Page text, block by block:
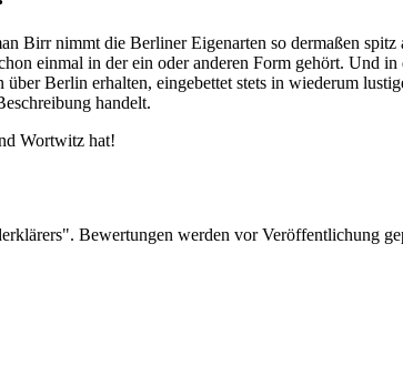
Birr nimmt die Berliner Eigenarten so dermaßen
einmal in der ein oder anderen Form gehört. Und
Berlin erhalten, eingebettet stets in wiederum
handelt.
Wortwitz hat!
Bewertungen werden vor Veröffentlichung